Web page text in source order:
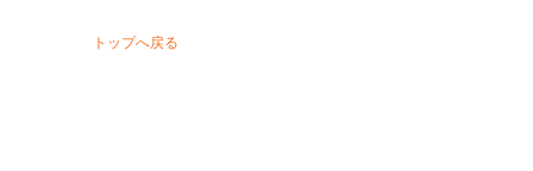
トップへ戻る